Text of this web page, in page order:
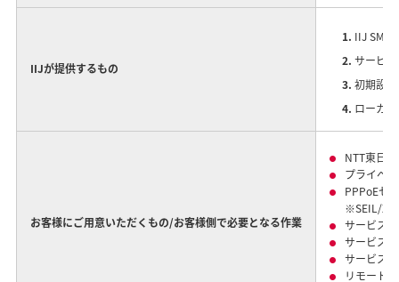
IIJが提供するもの
IIJ SMF
サービ
初期設
ローカ
お客様にご用意いただくもの/お客様側で必要となる作業
NTT東日
プライベ
PPPoEセ
※SEIL/X1
サービス
サービス
サービス
リモート